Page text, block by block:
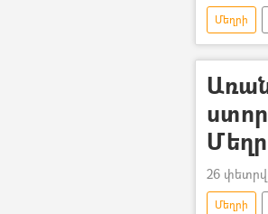
Մեղրի
26
Մեղրի